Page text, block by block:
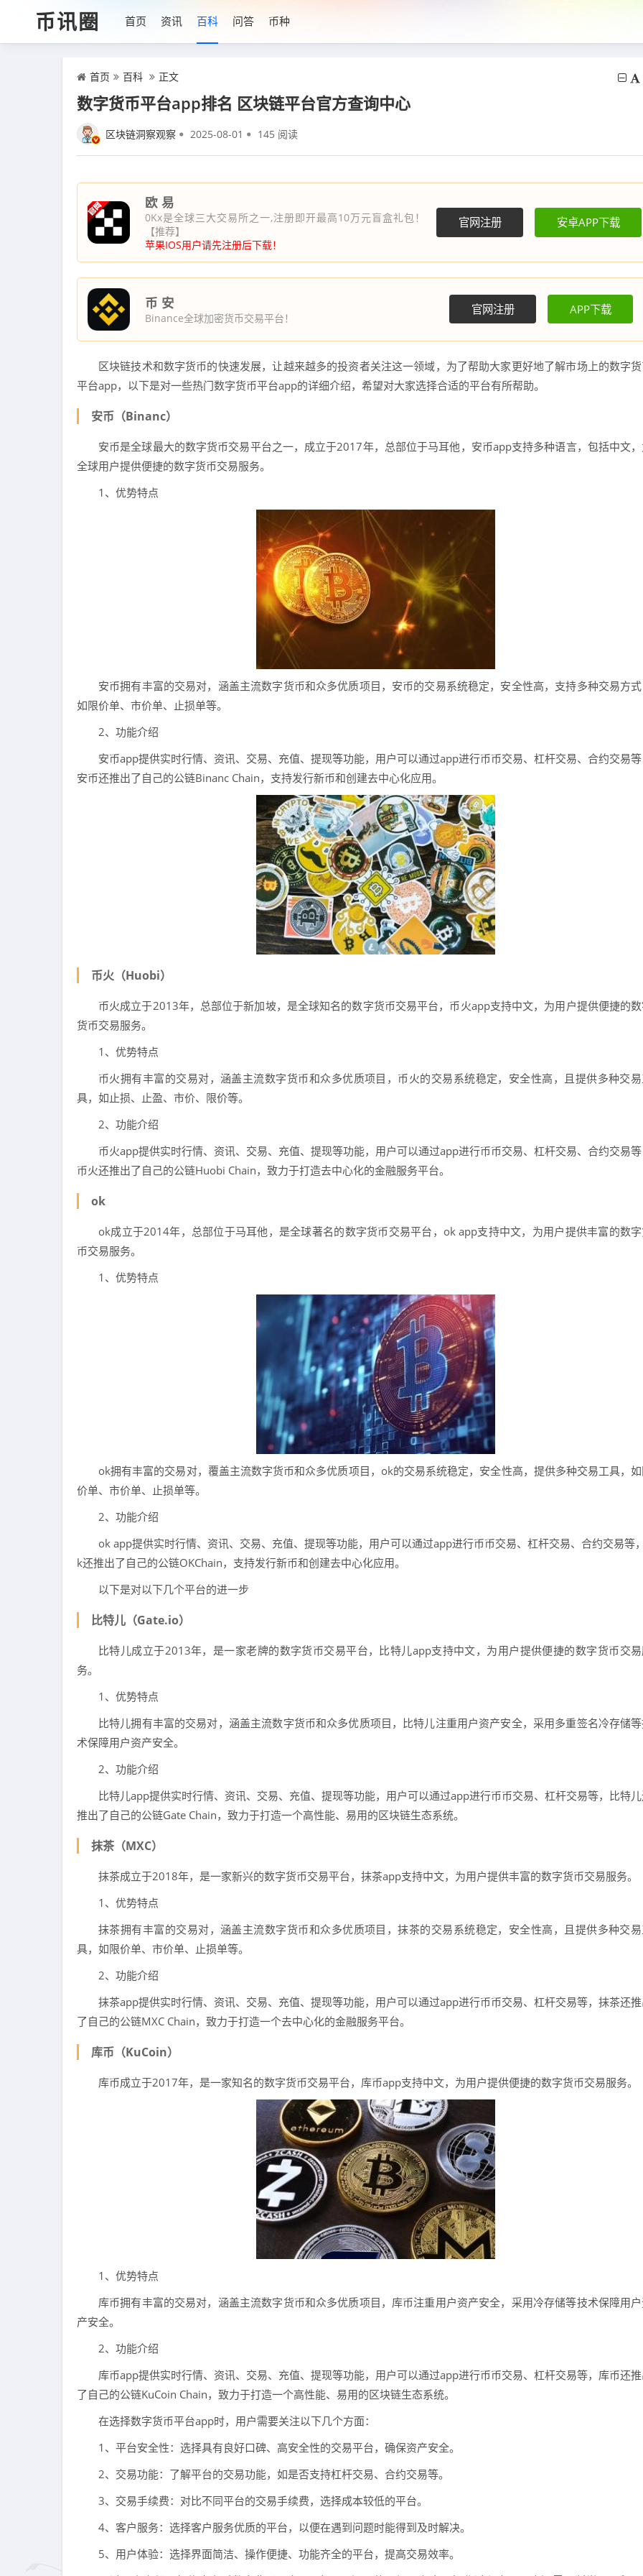
币讯圈 首页 资讯 百科 问答 币种
首页 百科 正文
数字货币平台app排名 区块链平台官方查询中心
区块链洞察观察 2025-08-01 145 阅读
欧 易
0Kx是全球三大交易所之一,注册即开最高10万元盲盒礼包！
【推荐】
苹果IOS用户请先注册后下载！
官网注册 安卓APP下载
币 安
Binance全球加密货币交易平台！
官网注册 APP下载
区块链技术和数字货币的快速发展，让越来越多的投资者关注这一领域，为了帮助大家更好地了解市场上的数字
平台app，以下是对一些热门数字货币平台app的详细介绍，希望对大家选择合适的平台有所帮助。
安币（Binanc）
安币是全球最大的数字货币交易平台之一，成立于2017年，总部位于马耳他，安币app支持多种语言，包括中文
全球用户提供便捷的数字货币交易服务。
1、优势特点
安币拥有丰富的交易对，涵盖主流数字货币和众多优质项目，安币的交易系统稳定，安全性高，支持多种交易方
如限价单、市价单、止损单等。
2、功能介绍
安币app提供实时行情、资讯、交易、充值、提现等功能，用户可以通过app进行币币交易、杠杆交易、合约交易
安币还推出了自己的公链Binanc Chain，支持发行新币和创建去中心化应用。
币火（Huobi）
币火成立于2013年，总部位于新加坡，是全球知名的数字货币交易平台，币火app支持中文，为用户提供便捷的
货币交易服务。
1、优势特点
币火拥有丰富的交易对，涵盖主流数字货币和众多优质项目，币火的交易系统稳定，安全性高，且提供多种交
具，如止损、止盈、市价、限价等。
2、功能介绍
币火app提供实时行情、资讯、交易、充值、提现等功能，用户可以通过app进行币币交易、杠杆交易、合约交易
币火还推出了自己的公链Huobi Chain，致力于打造去中心化的金融服务平台。
ok
ok成立于2014年，总部位于马耳他，是全球著名的数字货币交易平台，ok app支持中文，为用户提供丰富的数
币交易服务。
1、优势特点
ok拥有丰富的交易对，覆盖主流数字货币和众多优质项目，ok的交易系统稳定，安全性高，提供多种交易工具，
价单、市价单、止损单等。
2、功能介绍
ok app提供实时行情、资讯、交易、充值、提现等功能，用户可以通过app进行币币交易、杠杆交易、合约交易等
k还推出了自己的公链OKChain，支持发行新币和创建去中心化应用。
以下是对以下几个平台的进一步
比特儿（Gate.io）
比特儿成立于2013年，是一家老牌的数字货币交易平台，比特儿app支持中文，为用户提供便捷的数字货币交
务。
1、优势特点
比特儿拥有丰富的交易对，涵盖主流数字货币和众多优质项目，比特儿注重用户资产安全，采用多重签名冷存储
术保障用户资产安全。
2、功能介绍
比特儿app提供实时行情、资讯、交易、充值、提现等功能，用户可以通过app进行币币交易、杠杆交易等，比特
推出了自己的公链Gate Chain，致力于打造一个高性能、易用的区块链生态系统。
抹茶（MXC）
抹茶成立于2018年，是一家新兴的数字货币交易平台，抹茶app支持中文，为用户提供丰富的数字货币交易服务。
1、优势特点
抹茶拥有丰富的交易对，涵盖主流数字货币和众多优质项目，抹茶的交易系统稳定，安全性高，且提供多种交
具，如限价单、市价单、止损单等。
2、功能介绍
抹茶app提供实时行情、资讯、交易、充值、提现等功能，用户可以通过app进行币币交易、杠杆交易等，抹茶还
了自己的公链MXC Chain，致力于打造一个去中心化的金融服务平台。
库币（KuCoin）
库币成立于2017年，是一家知名的数字货币交易平台，库币app支持中文，为用户提供便捷的数字货币交易服务。
1、优势特点
库币拥有丰富的交易对，涵盖主流数字货币和众多优质项目，库币注重用户资产安全，采用冷存储等技术保障用
产安全。
2、功能介绍
库币app提供实时行情、资讯、交易、充值、提现等功能，用户可以通过app进行币币交易、杠杆交易等，库币还
了自己的公链KuCoin Chain，致力于打造一个高性能、易用的区块链生态系统。
在选择数字货币平台app时，用户需要关注以下几个方面：
1、平台安全性：选择具有良好口碑、高安全性的交易平台，确保资产安全。
2、交易功能：了解平台的交易功能，如是否支持杠杆交易、合约交易等。
3、交易手续费：对比不同平台的交易手续费，选择成本较低的平台。
4、客户服务：选择客户服务优质的平台，以便在遇到问题时能得到及时解决。
5、用户体验：选择界面简洁、操作便捷、功能齐全的平台，提高交易效率。